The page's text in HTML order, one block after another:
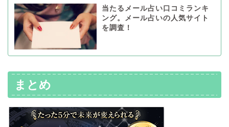
当たるメール占い口コミランキ
ング。メール占いの人気サイト
を調査！
まとめ